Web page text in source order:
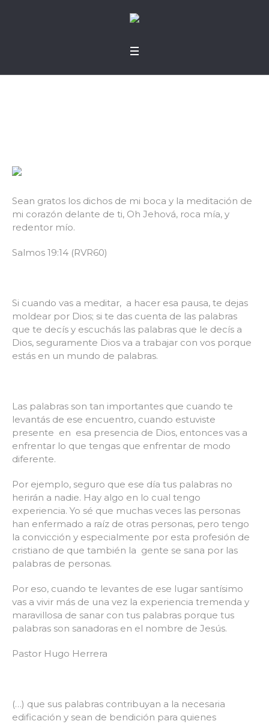
Sean gratos los dichos de mi boca y la meditación de
mi corazón delante de ti, Oh Jehová, roca mía, y
redentor mío.
Salmos 19:14 (RVR60)
Si cuando vas a meditar, a hacer esa pausa, te dejas
moldear por Dios; si te das cuenta de las palabras
que te decís y escuchás las palabras que le decís a
Dios, seguramente Dios va a trabajar con vos porque
estás en un mundo de palabras.
Las palabras son tan importantes que cuando te
levantás de ese encuentro, cuando estuviste
presente en esa presencia de Dios, entonces vas a
enfrentar lo que tengas que enfrentar de modo
diferente.
Por ejemplo, seguro que ese día tus palabras no
herirán a nadie. Hay algo en lo cual tengo
experiencia. Yo sé que muchas veces las personas
han enfermado a raíz de otras personas, pero tengo
la convicción y especialmente por esta profesión de
cristiano de que también la gente se sana por las
palabras de personas.
Por eso, cuando te levantes de ese lugar santísimo
vas a vivir más de una vez la experiencia tremenda y
maravillosa de sanar con tus palabras porque tus
palabras son sanadoras en el nombre de Jesús.
Pastor Hugo Herrera
(…) que sus palabras contribuyan a la necesaria
edificación y sean de bendición para quienes